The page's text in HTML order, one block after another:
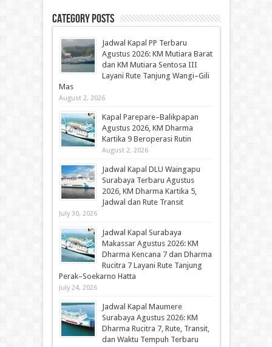
Category Posts
Jadwal Kapal PP Terbaru
Agustus 2026: KM Mutiara Barat
dan KM Mutiara Sentosa III
Layani Rute Tanjung Wangi–Gili
Mas
August 2, 2026
Kapal Parepare–Balikpapan
Agustus 2026, KM Dharma
Kartika 9 Beroperasi Rutin
August 2, 2026
Jadwal Kapal DLU Waingapu
Surabaya Terbaru Agustus
2026, KM Dharma Kartika 5,
Jadwal dan Rute Transit
July 30, 2026
Jadwal Kapal Surabaya
Makassar Agustus 2026: KM
Dharma Kencana 7 dan Dharma
Rucitra 7 Layani Rute Tanjung
Perak–Soekarno Hatta
July 24, 2026
Jadwal Kapal Maumere
Surabaya Agustus 2026: KM
Dharma Rucitra 7, Rute, Transit,
dan Waktu Tempuh Terbaru